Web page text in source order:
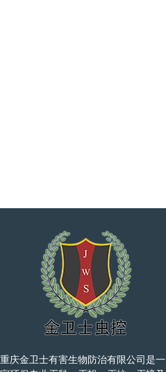
重庆金卫士有害生物防治有限公司是一